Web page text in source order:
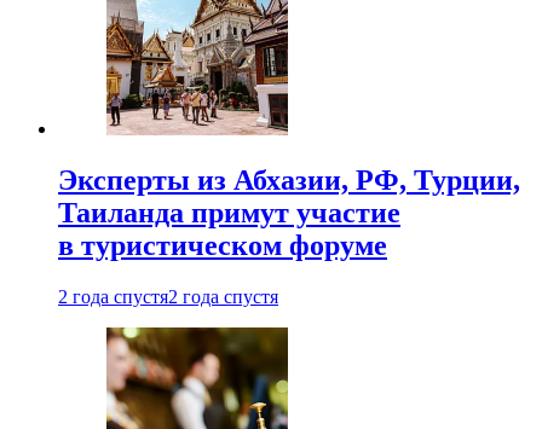
Эксперты из Абхазии, РФ, Турции,
Таиланда примут участие
в туристическом форуме
2 года спустя2 года спустя